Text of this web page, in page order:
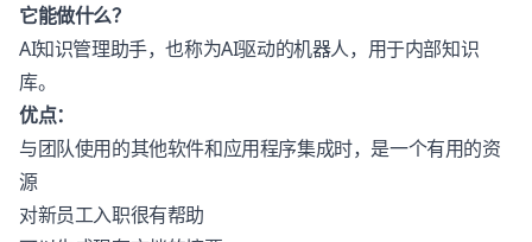
它能做什么？
AI知识管理助手，也称为AI驱动的机器人，用于内部知识
库。
优点：
与团队使用的其他软件和应用程序集成时，是一个有用的资
源
对新员工入职很有帮助